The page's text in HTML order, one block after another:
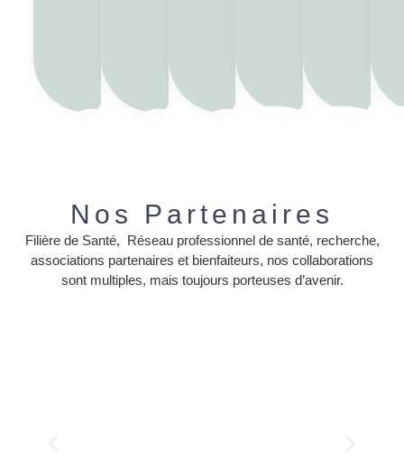
Nos Partenaires
Filière de Santé, Réseau professionnel de santé, recherche,
associations partenaires et bienfaiteurs, nos collaborations
sont multiples, mais toujours porteuses d’avenir.